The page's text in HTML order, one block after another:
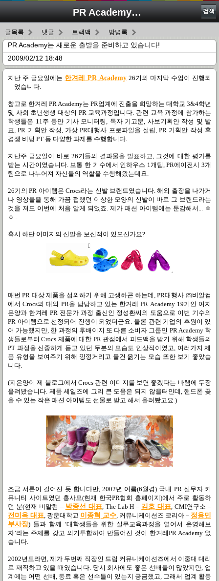
PR Academy는 새로운 출발을 준비하고 있습니다! 검색
글목록 댓글 트랙백 방명록
PR Academy는 새로운 출발을 준비하고 있습니다!
2009/02/12 18:48
지난 주 금요일에는 한겨레 PR Academy 26기의 마지막 수업이 진행되
었습니다.
참고로 한겨레 PR Academy는 PR업계에 진출을 희망하는 대학교 3&4학년
및 사회 초년생생 대상의 PR 교육과정입니다. 관련 교육 과정에 참가하는
학생들은 11주 동안 기사 모니터링, 독자 기고문, 사보기획안 작성 및 발
표, PR 기획안 작성, 가상 PR대행사 프로파일을 설립, PR 기획안 작성 후
경쟁 비딩 PT 등 다양한 과제를 수행합니다.
지난주 금요일이 바로 26기들의 결과물을 발표하고, 그것에 대한 평가를
받는 시간이였습니다. 보통 한 기수에서 인하우스 1개팀, PR에이전시 3개
팀으로 나누어져 자신들의 역할을 수행해왔는데요.
26기의 PR 아이템은 Crocs라는 신발 브랜드였습니다.해외 출장을 나가거
나 영상물을 통해 가끔 접했던 이상한 모양의 신발이 바로 그 브랜드라는
것을 저도 이번에 처음 알게 되었죠. 제가 패션 아이템에는 둔감해서... ㅎ
ㅎ...
혹시 하단 이미지의 신발을 보신적이 있으신가요?
매번 PR 대상 제품을 섭외하기 위해 고생하곤 하는데, PR대행사 ㈜비알컴
에서 Crocs의 대외 PR을 담당하고 있는 한겨레 PR Academy 19기인 여지
은양과 한겨레 PR 전문가 과정 출신인 정성환씨의 도움으로 이번 기수의
PR 아이템으로 선정되어 진행이 되었더군요. 물론 관련 기업의 후원이 있
어 가능했지만, 한 과정의 후배이지 또 다른 소비자 그룹인 PR Academy 학
생들로부터 Crocs 제품에 대한 PR 관점에서 피드백을 받기 위해 학생들의
PT 과정을 신중하게 듣고 있던 두분의 모습도 인상적이였고, 여러가지 제
품 유형을 보여주기 위해 낑낑거리고 물건 옮기는 모습 또한 보기 좋았습
니다.
(지은양이 제 블로그에서 Crocs 관련 이미지를 보면 좋겠다는 바램에 두장
올려봤습니다. 제품 세일즈에 그리 큰 도움은 되지 않을터인데, 핸드폰 꽂
을 수 있는 작은 패션 아이템도 선물로 받고 해서 올려봤고요.)
조금 서론이 길어진 듯 합니다만, 2002년 여름(6월경) 국내 PR 실무자 커
뮤니티 사이트였던 홍사모(현재 한국PR협회 홈페이지)에서 주로 활동하
던 분(현재 비알컴 – 박종선 대표, The Lab H – 김호 대표,CMI연구소–
전미옥 대표, 광운대학교 이종혁 교수, 커뮤니케이션즈 코리아 – 정용민
부사장) 들과 함께 ‘대학생들을 위한 실무교육과정을 열어서 운영해보
자’라는 주제를 갖고 의기투합하여 만들어진 것이 한겨레PR Academy 였
습니다.
2002년도라면, 제가 두번째 직장인 드림 커뮤니케이션즈에서 이중대 대리
로 재직하고 있을 때였습니다. 당시 회사에도 좋은 선배들이 많았지만, 업
계에는 어떤 선배, 동료 혹은 선수들이 있는지 궁금했고, 그래서 업계 활동